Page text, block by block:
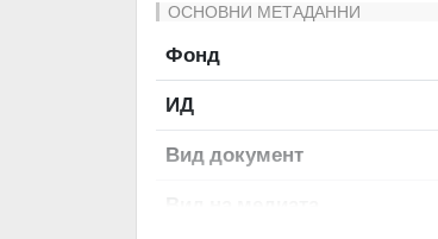
ОСНОВНИ МЕТАДАННИ
Фонд
ИД
Вид документ